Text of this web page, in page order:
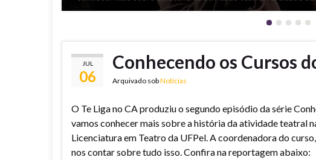
JUL
06
Conhecendo os Cursos
Arquivado sobNotícias
O Te Liga no CA produziu o segundo episódio da série
vamos conhecer mais sobre a história da atividade teatral
Licenciatura em Teatro da UFPel. A coordenadora do
nos contar sobre tudo isso. Confira na reportagem abaixo: